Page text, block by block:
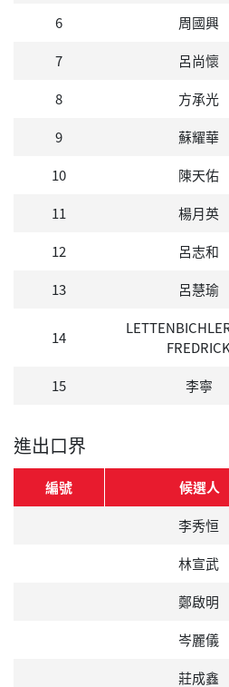
6
周國興
7
呂尚懷
8
方承光
9
蘇耀華
10
陳天佑
11
楊月英
12
呂志和
13
呂慧瑜
14
15 李寧
進出口界
編號 候選人
李秀恒
林宣武
鄭啟明
岑麗儀
莊成鑫